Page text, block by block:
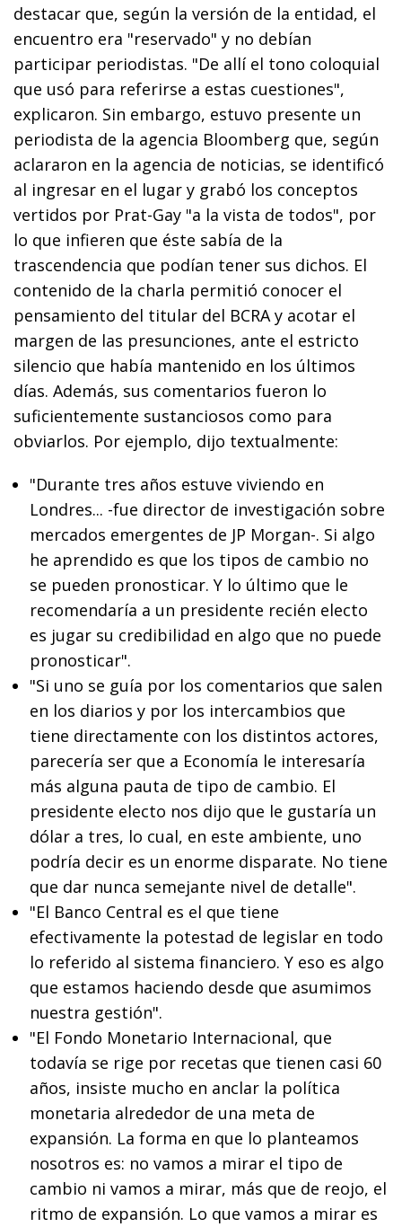
destacar que, según la versión de la entidad, el
encuentro era "reservado" y no debían
participar periodistas. "De allí el tono coloquial
que usó para referirse a estas cuestiones",
explicaron. Sin embargo, estuvo presente un
periodista de la agencia Bloomberg que, según
aclararon en la agencia de noticias, se identificó
al ingresar en el lugar y grabó los conceptos
vertidos por Prat-Gay "a la vista de todos", por
lo que infieren que éste sabía de la
trascendencia que podían tener sus dichos. El
contenido de la charla permitió conocer el
pensamiento del titular del BCRA y acotar el
margen de las presunciones, ante el estricto
silencio que había mantenido en los últimos
días. Además, sus comentarios fueron lo
suficientemente sustanciosos como para
obviarlos. Por ejemplo, dijo textualmente:
"Durante tres años estuve viviendo en
Londres... -fue director de investigación sobre
mercados emergentes de JP Morgan-. Si algo
he aprendido es que los tipos de cambio no
se pueden pronosticar. Y lo último que le
recomendaría a un presidente recién electo
es jugar su credibilidad en algo que no puede
pronosticar".
"Si uno se guía por los comentarios que salen
en los diarios y por los intercambios que
tiene directamente con los distintos actores,
parecería ser que a Economía le interesaría
más alguna pauta de tipo de cambio. El
presidente electo nos dijo que le gustaría un
dólar a tres, lo cual, en este ambiente, uno
podría decir es un enorme disparate. No tiene
que dar nunca semejante nivel de detalle".
"El Banco Central es el que tiene
efectivamente la potestad de legislar en todo
lo referido al sistema financiero. Y eso es algo
que estamos haciendo desde que asumimos
nuestra gestión".
"El Fondo Monetario Internacional, que
todavía se rige por recetas que tienen casi 60
años, insiste mucho en anclar la política
monetaria alrededor de una meta de
expansión. La forma en que lo planteamos
nosotros es: no vamos a mirar el tipo de
cambio ni vamos a mirar, más que de reojo, el
ritmo de expansión. Lo que vamos a mirar es